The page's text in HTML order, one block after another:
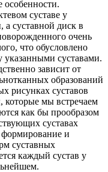
особенности.
суставе у
суставной диск в
очень
что обусловлено
суставами.
зависит от
образований
рисунках суставов
которые мы встречаем
как бы прообразом
суставах
и
суставных
каждый сустав у